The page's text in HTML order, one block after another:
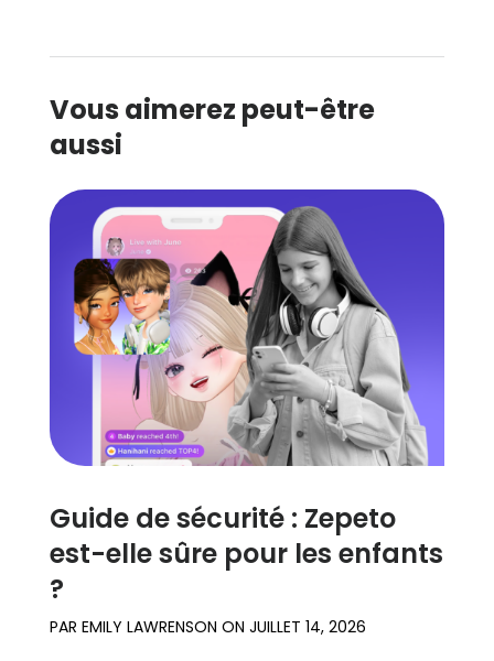
Vous aimerez peut-être
aussi
Guide de sécurité : Zepeto
est-elle sûre pour les enfants
?
PAR EMILY LAWRENSON ON JUILLET 14, 2026